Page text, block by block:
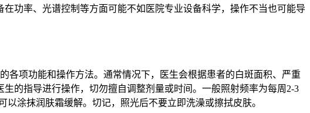
功率、光谱控制等方面可能不如医院专业设备科学，操作不当也可能导
各项功能和操作方法。通常情况下，医生会根据患者的白斑面积、严重
的指导进行操作，切勿擅自调整剂量或时间。一般照射频率为每周2-3
涂抹润肤霜缓解。切记，照光后不要立即洗澡或擦拭皮肤。